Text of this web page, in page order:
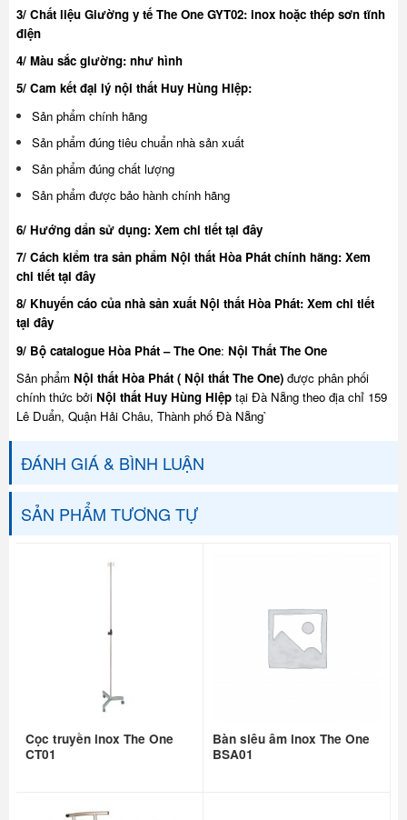
3/ Chất liệu Giường y tế The One GYT02: inox hoặc thép sơn tĩnh
điện
4/ Màu sắc giường: như hình
5/ Cam kết đại lý nội thất Huy Hùng Hiệp:
Sản phẩm chính hãng
Sản phẩm đúng tiêu chuẩn nhà sản xuất
Sản phẩm đúng chất lượng
Sản phẩm được bảo hành chính hãng
6/ Hướng dẩn sử dụng: Xem chi tiết tại đây
7/ Cách kiểm tra sản phẩm Nội thất Hòa Phát chính hãng: Xem
chi tiết tại đây
8/ Khuyến cáo của nhà sản xuất Nội thất Hòa Phát: Xem chi tiết
tại đây
9/ Bộ catalogue Hòa Phát – The One: Nội Thất The One
Sản phẩm Nội thất Hòa Phát ( Nội thất The One)được phân phối
chính thức bởi Nội thất Huy Hùng Hiệptại Đà Nẵng theo địa chỉ 159
Lê Duẩn, Quận Hải Châu, Thành phố Đà Nẵng`
ĐÁNH GIÁ & BÌNH LUẬN
SẢN PHẨM TƯƠNG TỰ
Cọc truyền inox The One
CT01
Bàn siêu âm inox The One
BSA01